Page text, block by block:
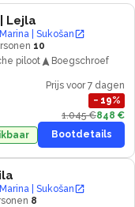
| Lejla
| Sukošan
10
piloot Boegschroef
Prijs voor 7 dagen
− 19%
1.045 €848 €
Bootdetails
| Sukošan
8